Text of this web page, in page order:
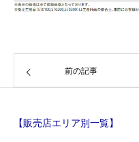
前の記事
【販売店エリア別一覧】